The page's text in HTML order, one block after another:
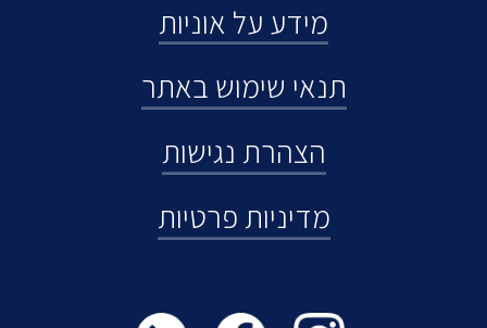
מידע על אוניות
תנאי שימוש באתר
הצהרת נגישות
מדיניות פרטיות